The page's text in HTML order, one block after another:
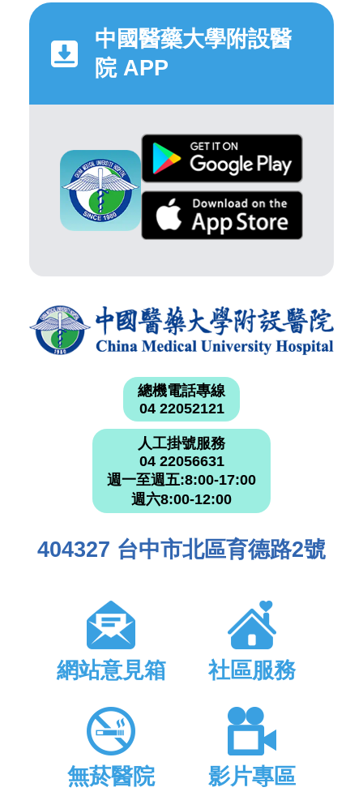
中國醫藥大學附設醫
院 APP
總機電話專線
04 22052121
人工掛號服務
04 22056631
週一至週五:8:00-17:00
週六8:00-12:00
404327 台中市北區育德路2號
網站意見箱 社區服務
無菸醫院 影片專區